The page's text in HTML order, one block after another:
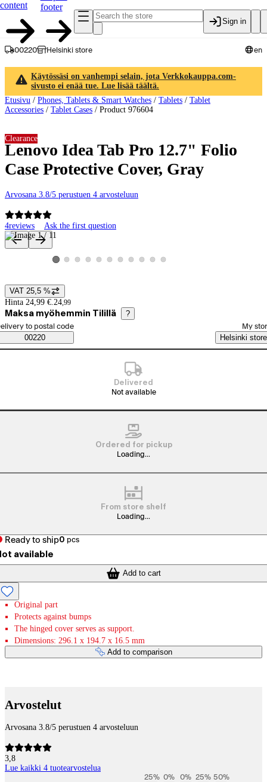
content
footer
Sign in
00220 Helsinki store en
Käytössäsi on vanhempi selain, jota Verkkokauppa.com-
sivusto ei enää tue. Lue lisää täältä.
Etusivu / Phones, Tablets & Smart Watches / Tablets / Tablet
Accessories / Tablet Cases / Product 976604
Lenovo Idea Tab Pro 12.7" Folio
Case Protective Cover, Gray
Arvosana 3.8/5 perustuen 4 arvosteluun
4reviews Ask the first question
Clearance
Product images and videos
View product image 1
View product image 2
View product image 3
View product image 4
View product image 5
View product image 6
View product image 7
View product image 8
View product image 9
View product image 10
View product image 11
Price details
VAT 25,5 %
Hinta 24,99 €. 24,99
Maksa myöhemmin Tilillä ?
Saatavuustiedot
order method
to postal code
00220
My
Helsinki store
Delivered
Not available
Ordered for pickup
Loading...
From store shelf
Loading...
Ready to ship0 pcs
available
Add to cart
Original part
Protects against bumps
The hinged cover serves as support.
Dimensions: 296.1 x 194.7 x 16.5 mm
Add to comparison
Arvostelut
Arvosana 3.8/5 perustuen 4 arvosteluun
3,8
Lue kaikki 4 tuotearvostelua
25% 0% 0% 25% 50%